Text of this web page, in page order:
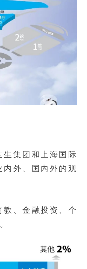
生集团和上海国际
内外、国内外的观
、金融投资、个